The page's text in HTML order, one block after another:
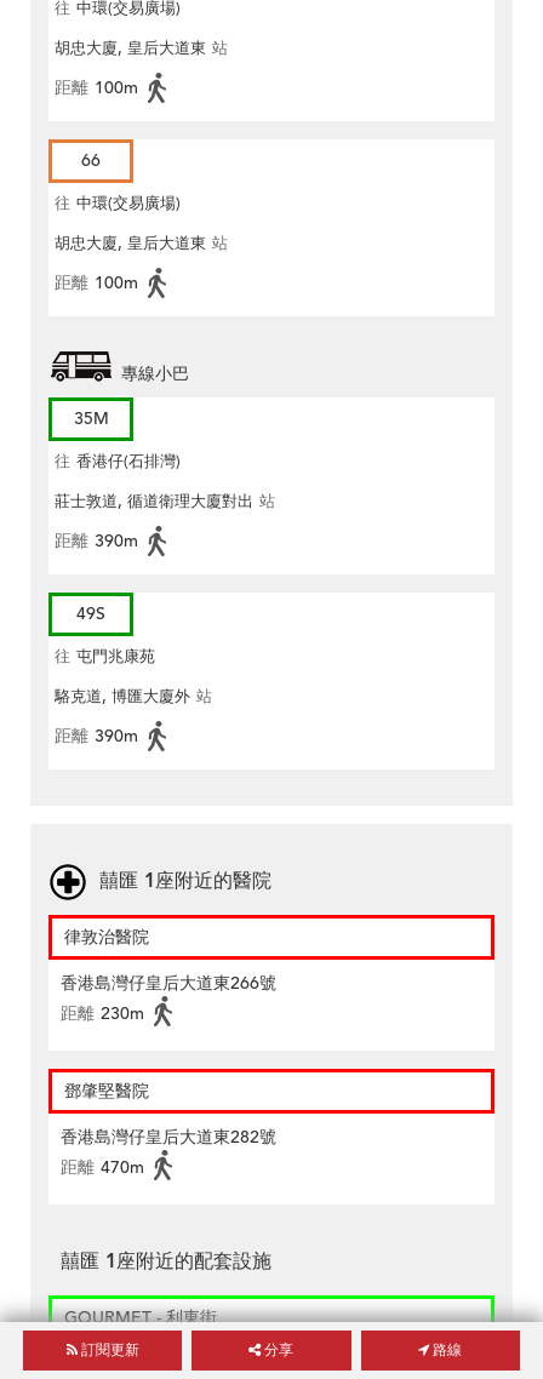
往 中環(交易廣場)
胡忠大廈, 皇后大道東 站
距離 100m
66
往 中環(交易廣場)
胡忠大廈, 皇后大道東 站
距離 100m
專線小巴
35M
往 香港仔(石排灣)
莊士敦道, 循道衛理大廈對出 站
距離 390m
49S
往 屯門兆康苑
駱克道, 博匯大廈外 站
距離 390m
囍匯 1座附近的醫院
律敦治醫院
香港島灣仔皇后大道東266號
距離 230m
鄧肇堅醫院
香港島灣仔皇后大道東282號
距離 470m
囍匯 1座附近的配套設施
GOURMET - 利東街
香港灣仔皇后大道東200號利東街地庫一樓b15-21及
訂閱更新 分享 路線